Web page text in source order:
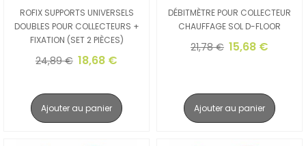
ROFIX SUPPORTS UNIVERSELS
DOUBLES POUR COLLECTEURS +
FIXATION (SET 2 PIÈCES)
24,89 € 18,68 €
Ajouter au panier
DÉBITMÈTRE POUR COLLECTEUR
CHAUFFAGE SOL D-FLOOR
21,78 € 15,68 €
Ajouter au panier